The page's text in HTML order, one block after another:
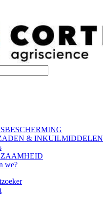
& INKUILMIDDELEN
we?